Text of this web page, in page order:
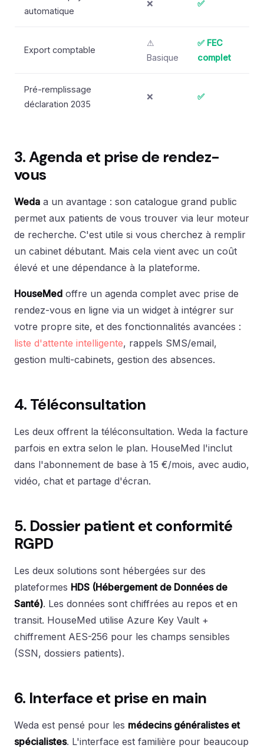
automatique
❌ ✅
Export comptable
⚠
Basique
✅ FEC
complet
Pré-remplissage
déclaration 2035
❌ ✅
3. Agenda et prise de rendez-
vous
Weda a un avantage : son catalogue grand public
permet aux patients de vous trouver via leur moteur
de recherche. C'est utile si vous cherchez à remplir
un cabinet débutant. Mais cela vient avec un coût
élevé et une dépendance à la plateforme.
HouseMed offre un agenda complet avec prise de
rendez-vous en ligne via un widget à intégrer sur
votre propre site, et des fonctionnalités avancées :
liste d'attente intelligente, rappels SMS/email,
gestion multi-cabinets, gestion des absences.
4. Téléconsultation
Les deux offrent la téléconsultation. Weda la facture
parfois en extra selon le plan. HouseMed l'inclut
dans l'abonnement de base à 15 €/mois, avec audio,
vidéo, chat et partage d'écran.
5. Dossier patient et conformité
RGPD
Les deux solutions sont hébergées sur des
plateformes HDS (Hébergement de Données de
Santé). Les données sont chiffrées au repos et en
transit. HouseMed utilise Azure Key Vault +
chiffrement AES-256 pour les champs sensibles
(SSN, dossiers patients).
6. Interface et prise en main
Weda est pensé pour les médecins généralistes et
spécialistes. L'interface est familière pour beaucoup